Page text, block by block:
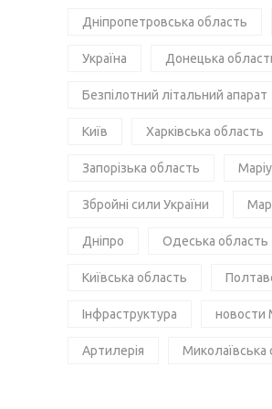
Дніпропетровська область
Україна Донецька
Безпілотний літальний апарат
Київ Харківська область
Запорізька область
Збройні сили України
Дніпро Одеська область
Київська область
Інфраструктура новости
Артилерія Миколаївська